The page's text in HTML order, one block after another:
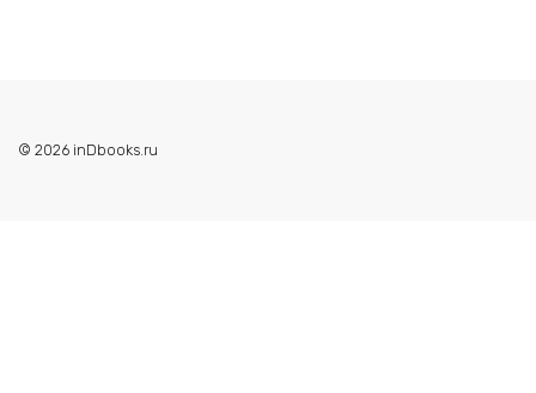
© 2026 inDbooks.ru